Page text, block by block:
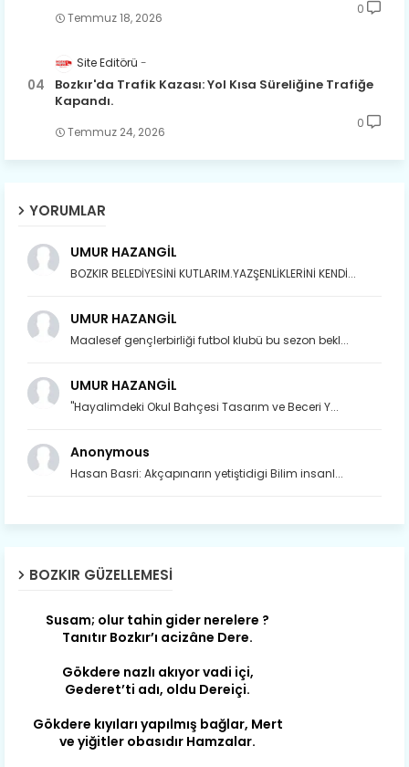
Temmuz 18, 2026
0
Site Editörü
Bozkır'da Trafik Kazası: Yol Kısa Süreliğine Trafiğe
Kapandı.
Temmuz 24, 2026
0
YORUMLAR
UMUR HAZANGİL
BOZKIR BELEDİYESİNİ KUTLARIM.YAZŞENLİKLERİNİ KENDİ...
UMUR HAZANGİL
Maalesef gençlerbirliği futbol klubü bu sezon bekl...
UMUR HAZANGİL
"Hayalimdeki Okul Bahçesi Tasarım ve Beceri Y...
Anonymous
Hasan Basri: Akçapınarın yetiştidigi Bilim insanl...
BOZKIR GÜZELLEMESI
Gökdere nazlı akıyor vadi içi,
Gökdere kıyıları yapılmış bağlar, Mert
Harmanı,elması ve Sorkunca’sı var.